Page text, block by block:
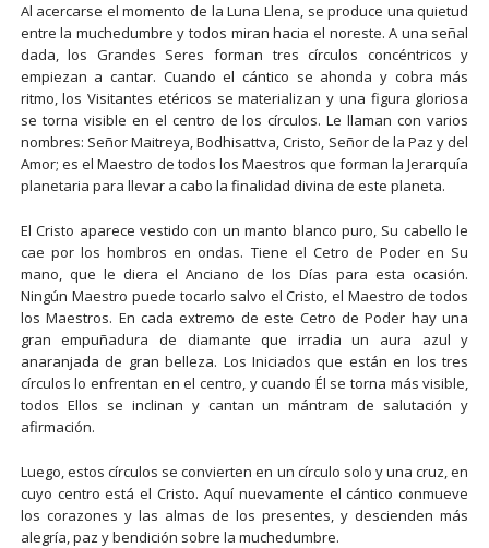
Al acercarse el momento de la Luna Llena, se produce una quietud
entre la muchedumbre y todos miran hacia el noreste. A una señal
dada, los Grandes Seres forman tres círculos concéntricos y
empiezan a cantar. Cuando el cántico se ahonda y cobra más
ritmo, los Visitantes etéricos se materializan y una figura gloriosa
se torna visible en el centro de los círculos. Le llaman con varios
nombres: Señor Maitreya, Bodhisattva, Cristo, Señor de la Paz y del
Amor; es el Maestro de todos los Maestros que forman la Jerarquía
planetaria para llevar a cabo la finalidad divina de este planeta.
El Cristo aparece vestido con un manto blanco puro, Su cabello le
cae por los hombros en ondas. Tiene el Cetro de Poder en Su
mano, que le diera el Anciano de los Días para esta ocasión.
Ningún Maestro puede tocarlo salvo el Cristo, el Maestro de todos
los Maestros. En cada extremo de este Cetro de Poder hay una
gran empuñadura de diamante que irradia un aura azul y
anaranjada de gran belleza. Los Iniciados que están en los tres
círculos lo enfrentan en el centro, y cuando Él se torna más visible,
todos Ellos se inclinan y cantan un mántram de salutación y
afirmación.
Luego, estos círculos se convierten en un círculo solo y una cruz, en
cuyo centro está el Cristo. Aquí nuevamente el cántico conmueve
los corazones y las almas de los presentes, y descienden más
alegría, paz y bendición sobre la muchedumbre.